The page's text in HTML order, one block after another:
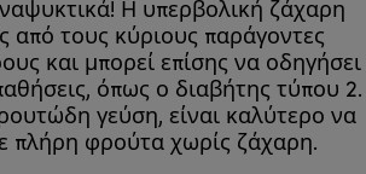
Η υπερβολική ζάχαρη
από τους κύριους παράγοντες
και μπορεί επίσης να οδηγήσει
όπως ο διαβήτης τύπου 2.
γεύση, είναι καλύτερο να
πλήρη φρούτα χωρίς ζάχαρη.